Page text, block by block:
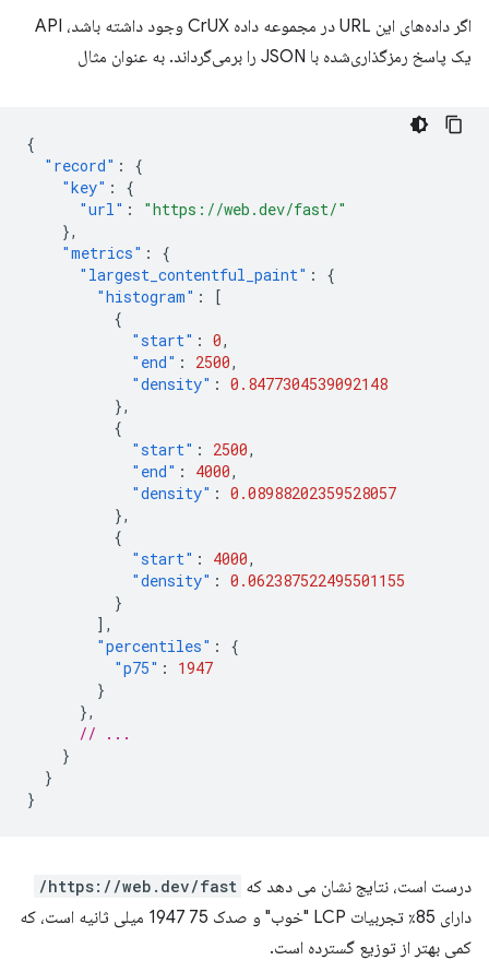
اگر داده‌های این URL در مجموعه داده CrUX وجود داشته باشد، API
یک پاسخ رمزگذاری‌شده با JSON را برمی‌گرداند. به عنوان مثال
{
"record" :
{
"key" :
{
"url" :
"https://web.dev/fast/"
},
"metrics" :
{
"largest_contentful_paint" :
{
"histogram" :
[
{
"start" : 0,
"end" : 2500,
"density" : 0.8477304539092148
},
{
"start" : 2500,
"end" : 4000,
"density" : 0.08988202359528057
},
{
"start" : 4000,
"density" : 0.062387522495501155
}
],
"percentiles" :
{
"p75" :
1947
}
},
// ...
}
}
}
درست است، نتایج نشان می دهد که https://web.dev/fast/
دارای 85٪ تجربیات LCP "خوب" و صدک 75 1947 میلی ثانیه است، که
کمی بهتر از توزیع گسترده است.